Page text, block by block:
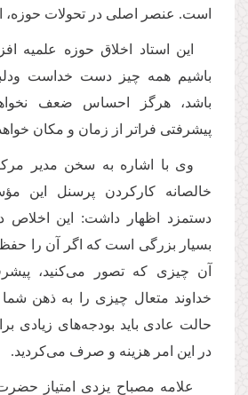
است. عنصر اصلی در تحولات حوزه،
این استاد اخلاق حوزه علمیه
باشیم همه چیز دست خداست
باشد، هرگز احساس ضعف
پیشرفتی فراتر از زمان و مكان
وی با اشاره به سخن مدیر مركز
خالصانه كاركردن پرسنل این
دستمزد اظهار داشت: این اخلاص
بسیار بزرگی است كه اگر آن را حفظ
آن چیزی كه تصور می‌كنید،
خداوند متعال چیزی را به ذهن شما
حالت عادی باید بودجه‌های زیادی
در این امر هزینه و صرف می‌كردید.
علامه مصباح یزدی امتیاز